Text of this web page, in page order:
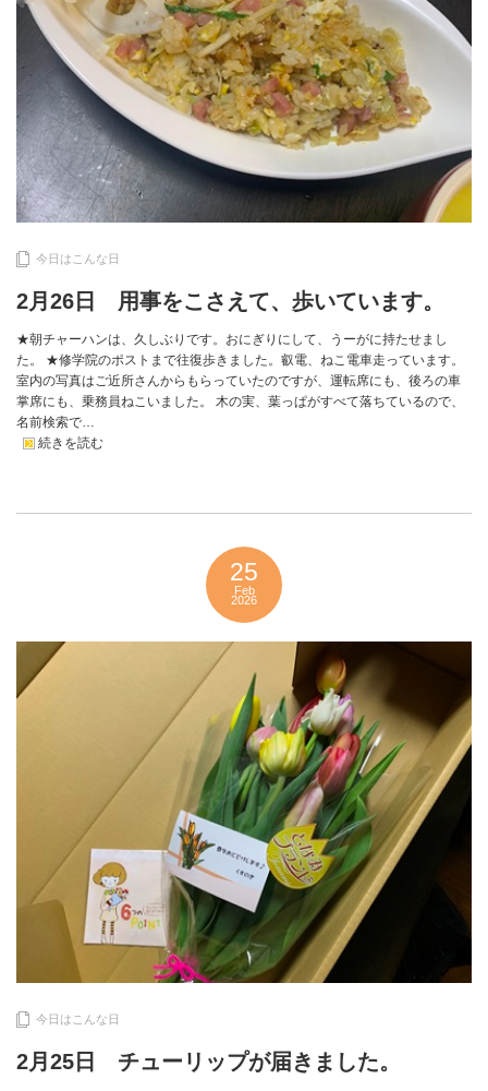
今日はこんな日
2月26日 用事をこさえて、歩いています。
★朝チャーハンは、久しぶりです。おにぎりにして、うーがに持たせまし
た。 ★修学院のポストまで往復歩きました。叡電、ねこ電車走っています。
室内の写真はご近所さんからもらっていたのですが、運転席にも、後ろの車
掌席にも、乗務員ねこいました。 木の実、葉っぱがすべて落ちているので、
名前検索で…
続きを読む
25
Feb
2026
今日はこんな日
2月25日 チューリップが届きました。